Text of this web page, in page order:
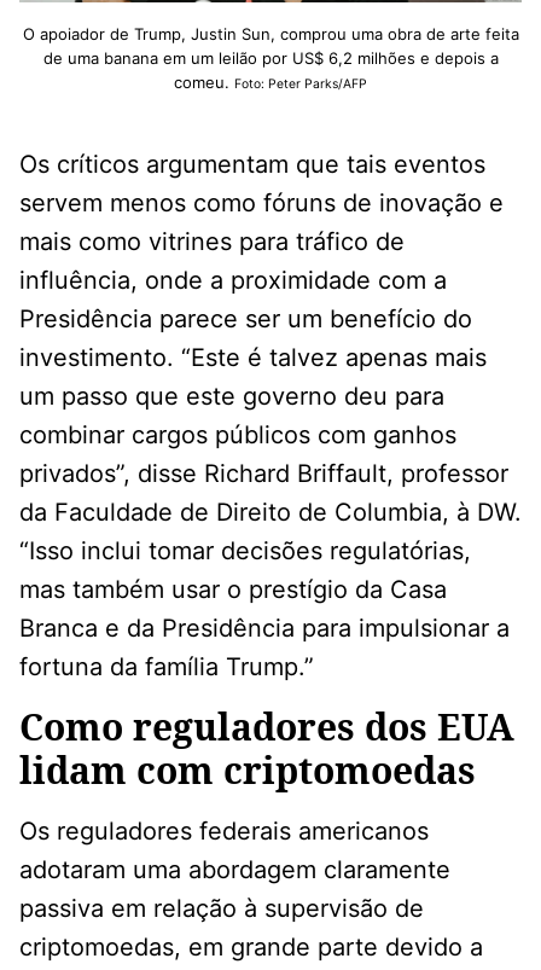
O apoiador de Trump, Justin Sun, comprou uma obra de arte feita
de uma banana em um leilão por US$ 6,2 milhões e depois a
comeu. Foto: Peter Parks/AFP
Os críticos argumentam que tais eventos
servem menos como fóruns de inovação e
mais como vitrines para tráfico de
influência, onde a proximidade com a
Presidência parece ser um benefício do
investimento. “Este é talvez apenas mais
um passo que este governo deu para
combinar cargos públicos com ganhos
privados”, disse Richard Briffault, professor
da Faculdade de Direito de Columbia, à DW.
“Isso inclui tomar decisões regulatórias,
mas também usar o prestígio da Casa
Branca e da Presidência para impulsionar a
fortuna da família Trump.”
Como reguladores dos EUA
lidam com criptomoedas
Os reguladores federais americanos
adotaram uma abordagem claramente
passiva em relação à supervisão de
criptomoedas, em grande parte devido a